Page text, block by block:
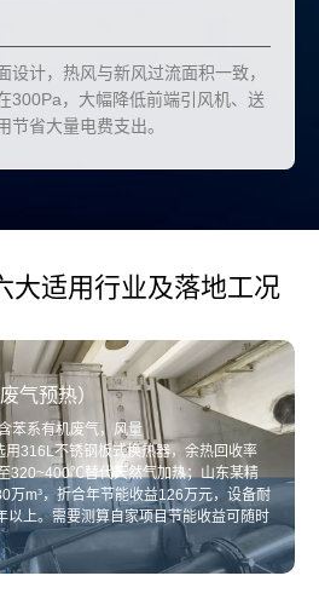
设计，热风与新风过流面积一致，
300Pa，大幅降低前端引风机、送
节省大量电费支出。
大适用行业及落地工况
气预热）
苯系有机废气，风量
用316L不锈钢板式换热器，余热回收率
320~400℃替代天然气加热；山东某精
万m³，折合年节能收益126万元，设备耐
以上。需要测算自家项目节能收益可随时